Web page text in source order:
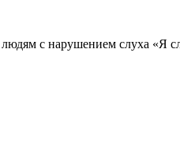
с нарушением слуха «Я